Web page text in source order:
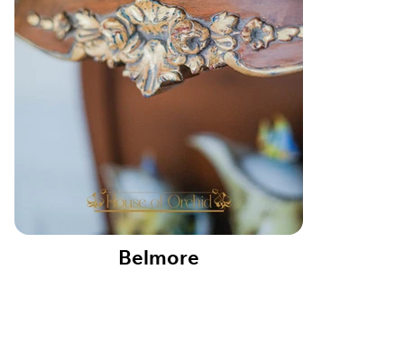
Belmore